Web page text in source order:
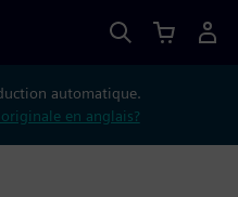
automatique.
en anglais?